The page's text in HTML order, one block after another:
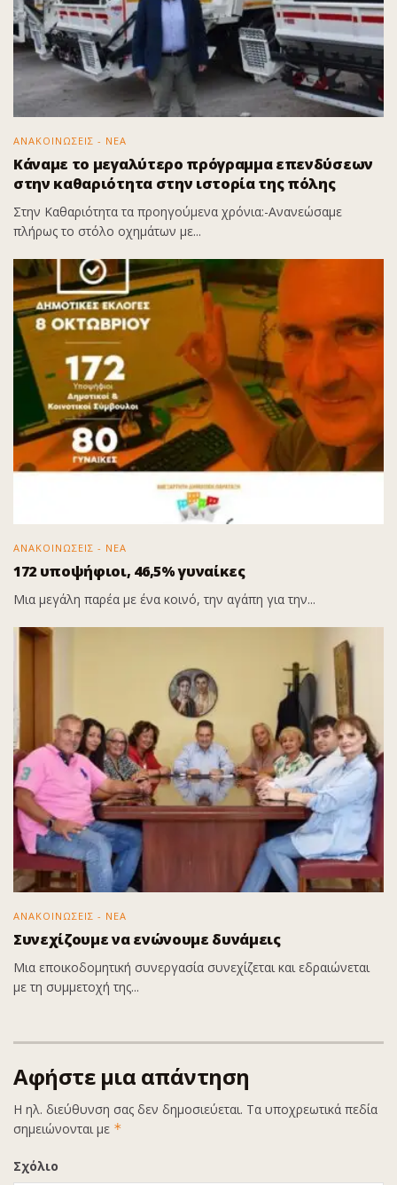
ΑΝΑΚΟΙΝΩΣΕΙΣ - ΝΕΑ
Κάναμε το μεγαλύτερο πρόγραμμα επενδύσεων
στην καθαριότητα στην ιστορία της πόλης
Στην Καθαριότητα τα προηγούμενα χρόνια:-Ανανεώσαμε
πλήρως το στόλο οχημάτων με...
ΑΝΑΚΟΙΝΩΣΕΙΣ - ΝΕΑ
172 υποψήφιοι, 46,5% γυναίκες
Μια μεγάλη παρέα με ένα κοινό, την αγάπη για την...
ΑΝΑΚΟΙΝΩΣΕΙΣ - ΝΕΑ
Συνεχίζουμε να ενώνουμε δυνάμεις
Μια εποικοδομητική συνεργασία συνεχίζεται και εδραιώνεται
με τη συμμετοχή της...
Αφήστε μια απάντηση
Η ηλ. διεύθυνση σας δεν δημοσιεύεται. Τα υποχρεωτικά πεδία
σημειώνονται με *
Σχόλιο